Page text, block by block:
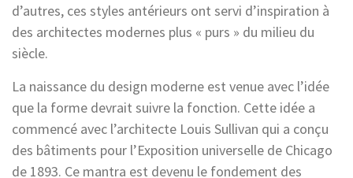
d’autres, ces styles antérieurs ont servi d’inspiration à
des architectes modernes plus « purs » du milieu du
siècle.
La naissance du design moderne est venue avec l’idée
que la forme devrait suivre la fonction. Cette idée a
commencé avec l’architecte Louis Sullivan qui a conçu
des bâtiments pour l’Exposition universelle de Chicago
de 1893. Ce mantra est devenu le fondement des